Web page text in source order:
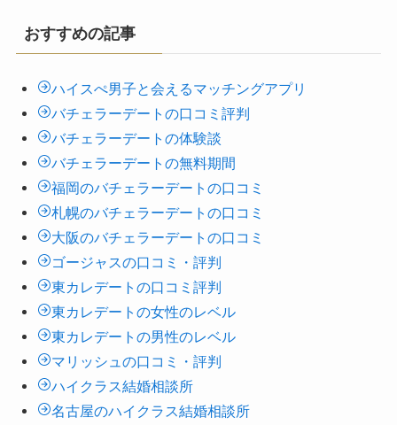
おすすめの記事
ハイスぺ男子と会えるマッチングアプリ
バチェラーデートの口コミ評判
バチェラーデートの体験談
バチェラーデートの無料期間
福岡のバチェラーデートの口コミ
札幌のバチェラーデートの口コミ
大阪のバチェラーデートの口コミ
ゴージャスの口コミ・評判
東カレデートの口コミ評判
東カレデートの女性のレベル
東カレデートの男性のレベル
マリッシュの口コミ・評判
ハイクラス結婚相談所
名古屋のハイクラス結婚相談所